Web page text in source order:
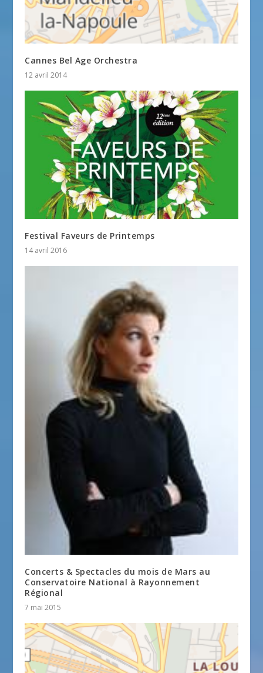
Cannes Bel Age Orchestra
12 avril 2014
Festival Faveurs de Printemps
14 avril 2016
Concerts & Spectacles du mois de Mars au
Conservatoire National à Rayonnement
Régional
7 mai 2015